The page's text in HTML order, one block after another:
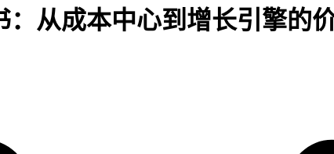
从成本中心到增长引擎的